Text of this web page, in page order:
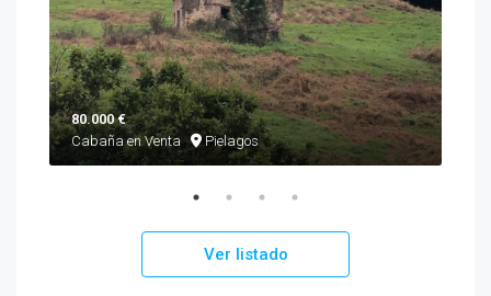
80.000 €
Cabaña en Venta
Pielagos
Ver listado